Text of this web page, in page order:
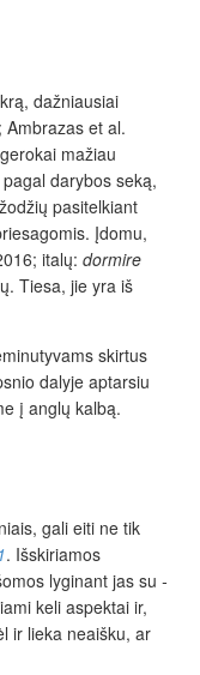
dažniausiai
et al.
mažiau
darybos seką,
pasitelkiant
Įdomu,
italų: dormire
Tiesa, jie yra iš
skirtus
dalyje aptarsiu
į anglų kalbą.
gali eiti ne tik
1. Išskiriamos
lyginant jas su -
keli aspektai ir,
ir lieka neaišku, ar